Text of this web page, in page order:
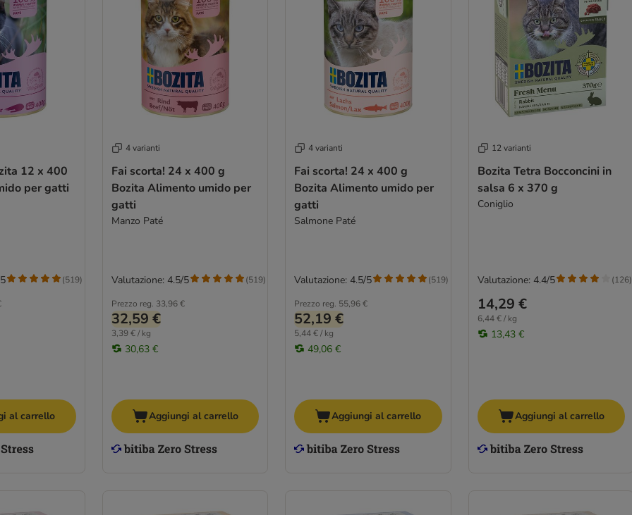
12 x 400
per gatti
(519)
al carrello
4 varianti
Fai scorta! 24 x 400 g
Bozita Alimento umido per
gatti
Manzo Paté
Prezzo reg. 33,96 €
32,59 €
3,39 € / kg
30,63 €
Valutazione: 4.5/5 (519)
Aggiungi al carrello
4 varianti
Fai scorta! 24 x 400 g
Bozita Alimento umido per
gatti
Salmone Paté
Prezzo reg. 55,96 €
52,19 €
5,44 € / kg
49,06 €
Valutazione: 4.5/5 (519)
Aggiungi al carrello
12 varianti
Bozita Tetra Bocconcini in
salsa 6 x 370 g
Coniglio
14,29 €
6,44 € / kg
13,43 €
Valutazione: 4.4/5 (126)
Aggiungi al carrello